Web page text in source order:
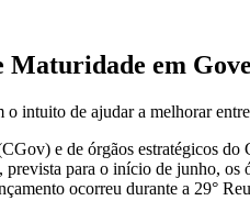
Maturidade em
intuito de ajudar a melhorar
e de órgãos estratégicos
para o início de junho, os
ocorreu durante a 29°